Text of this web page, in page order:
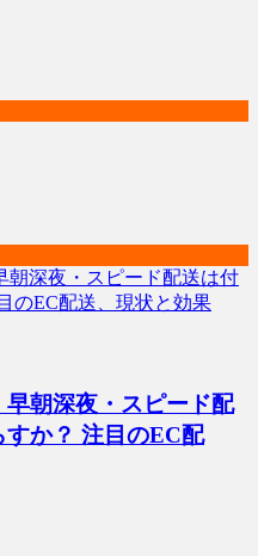
朝深夜・スピード配
か？ 注目のEC配